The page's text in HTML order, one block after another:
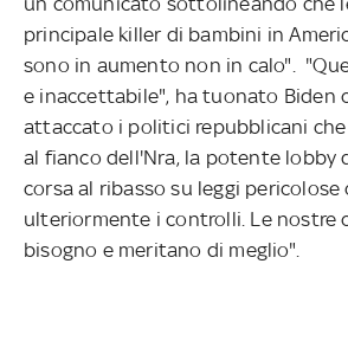
principale killer di bambini in
sono in aumento non in calo".
e inaccettabile", ha tuonato Biden
attaccato i politici repubblicani
al fianco dell'Nra, la potente lobby
corsa al ribasso su leggi pericolose
ulteriormente i controlli. Le nostre
bisogno e meritano di meglio".